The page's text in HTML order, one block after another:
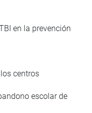
en la prevención
centros
escolar de